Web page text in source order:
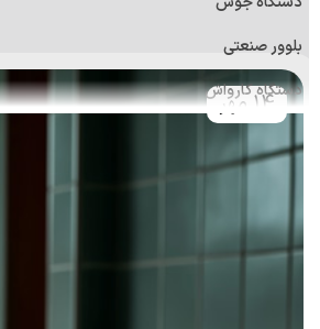
بلوور صنعتی
دستگاه کارواش
دستگاه پولیش
علف زن
اره برقی (زنجیری)
14 مهر